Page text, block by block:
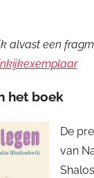
alvast een
het boek
De
van